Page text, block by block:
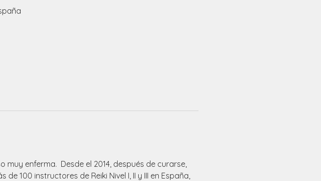
enferma.  Desde el 2014, después de curarse,
100 instructores de Reiki Nivel I, II y III en España,